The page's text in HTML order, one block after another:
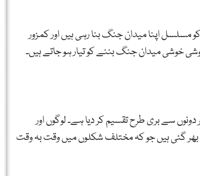
مسلسل اپنا میدان جنگ بنا رہی ہیں اور کمزور
میدان جنگ بننے کو تیار ہو جاتے ہیں۔
دونوں سے بری طرح تقسیم کر دیا ہے۔ لوگوں اور
گئی ہیں جو کہ مختلف شکلوں میں وقت بہ وقت